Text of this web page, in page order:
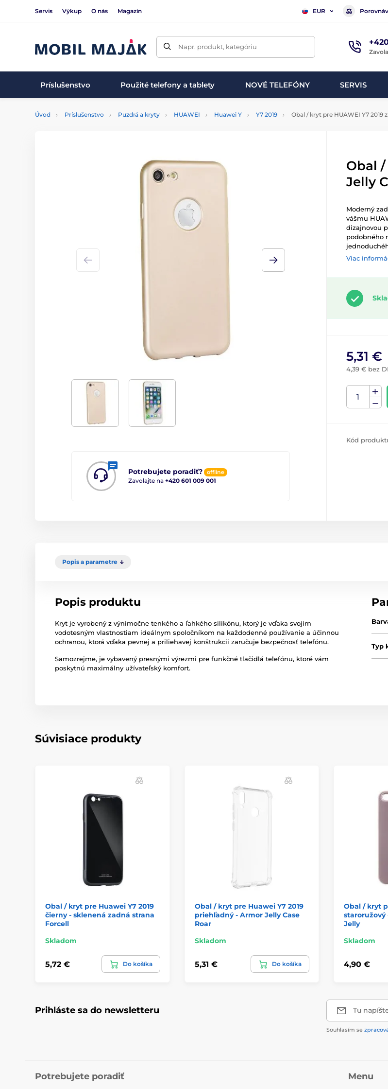
Servis Výkup O nás Magazín EUR
Napr. produkt, kategóriu
Príslušenstvo Použité telefony a tablety NOVÉ TELEFÓNY SERVIS
Úvod Príslušenstvo Puzdrá a kryty HUAWEI Huawei Y Y7 2019 Obal / kryt pre HUAWEI Y7 2019
Potrebujete poradiť? offline
Zavolajte na +420 601 009 001
Obal /
Jelly
Moderný
vášmu
dizajnovou
podobného
Viac
5,31 €
4,39 € bez
Kód
Popis a parametre
Popis produktu
Kryt je vyrobený z výnimočne tenkého a ľahkého silikónu, ktorý je vďaka svojim
vodotesným vlastnostiam ideálnym spoločníkom na každodenné používanie a účinnou
ochranou, ktorá vďaka pevnej a priliehavej konštrukcii zaručuje bezpečnosť telefónu.
Samozrejme, je vybavený presnými výrezmi pre funkčné tlačidlá telefónu, ktoré vám
poskytnú maximálny užívateľský komfort.
Typ
Súvisiace produkty
Obal / kryt pre Huawei Y7 2019
čierny - sklenená zadná strana
Forcell
Skladom
5,72 € Do košíka
Obal / kryt pre Huawei Y7 2019
priehľadný - Armor Jelly Case
Roar
Skladom
5,31 € Do košíka
Obal / kryt
staroružový
Jelly
Skladom
4,90 €
Prihláste sa do newsletteru Tu
Souhlasím se
Potrebujete poradiť Menu